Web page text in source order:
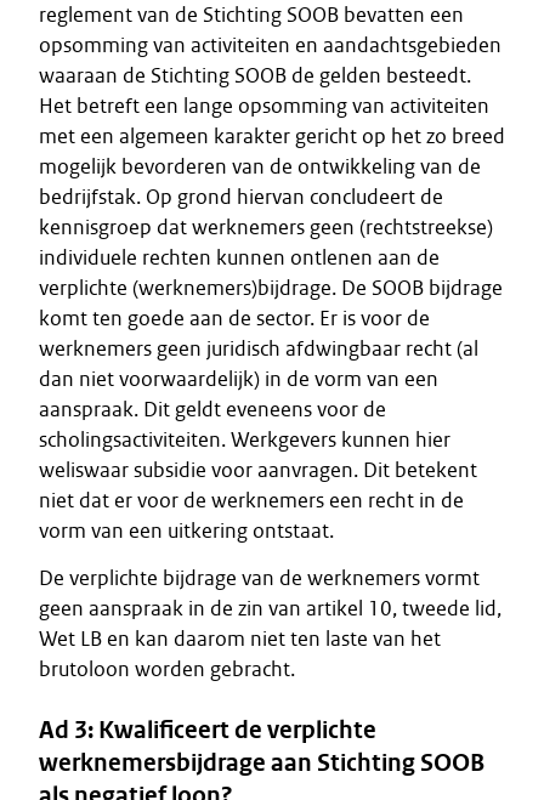
reglement van de Stichting SOOB bevatten een
opsomming van activiteiten en aandachtsgebieden
waaraan de Stichting SOOB de gelden besteedt.
Het betreft een lange opsomming van activiteiten
met een algemeen karakter gericht op het zo breed
mogelijk bevorderen van de ontwikkeling van de
bedrijfstak. Op grond hiervan concludeert de
kennisgroep dat werknemers geen (rechtstreekse)
individuele rechten kunnen ontlenen aan de
verplichte (werknemers)bijdrage. De SOOB bijdrage
komt ten goede aan de sector. Er is voor de
werknemers geen juridisch afdwingbaar recht (al
dan niet voorwaardelijk) in de vorm van een
aanspraak. Dit geldt eveneens voor de
scholingsactiviteiten. Werkgevers kunnen hier
weliswaar subsidie voor aanvragen. Dit betekent
niet dat er voor de werknemers een recht in de
vorm van een uitkering ontstaat.
De verplichte bijdrage van de werknemers vormt
geen aanspraak in de zin van artikel 10, tweede lid,
Wet LB en kan daarom niet ten laste van het
brutoloon worden gebracht.
Ad 3: Kwalificeert de verplichte
werknemersbijdrage aan Stichting SOOB